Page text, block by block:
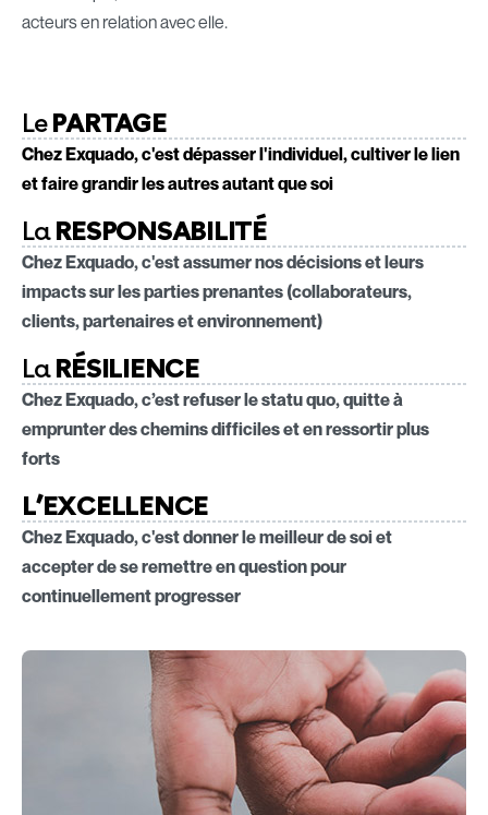
développement avec un seul mot d’ordre : la satisfaction
acteurs en relation avec elle.
LePARTAGE
Chez Exquado, c'est dépasser l'individuel, cultiver le lien
et faire grandir les autres autant que soi
LaRESPONSABILITÉ
Chez Exquado, c'est assumer nos décisions et leurs
impacts sur les parties prenantes (collaborateurs,
clients, partenaires et environnement)
LaRÉSILIENCE
Chez Exquado, c’est refuser le statu quo, quitte à
emprunter des chemins difficiles et en ressortir plus
forts
L’EXCELLENCE
Chez Exquado, c'est donner le meilleur de soi et
accepter de se remettre en question pour
continuellement progresser